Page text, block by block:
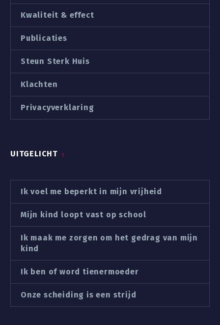
Kwaliteit & effect
Publicaties
Steun Sterk Huis
Klachten
Privacyverklaring
UITGELICHT
Ik voel me beperkt in mijn vrijheid
Mijn kind loopt vast op school
Ik maak me zorgen om het gedrag van mijn
kind
Ik ben of word tienermoeder
Onze scheiding is een strijd